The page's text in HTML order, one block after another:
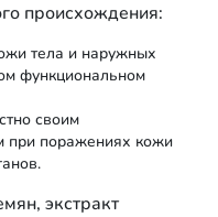
происхождения:
тела и наружных
функциональном
своим
при поражениях кожи
экстракт